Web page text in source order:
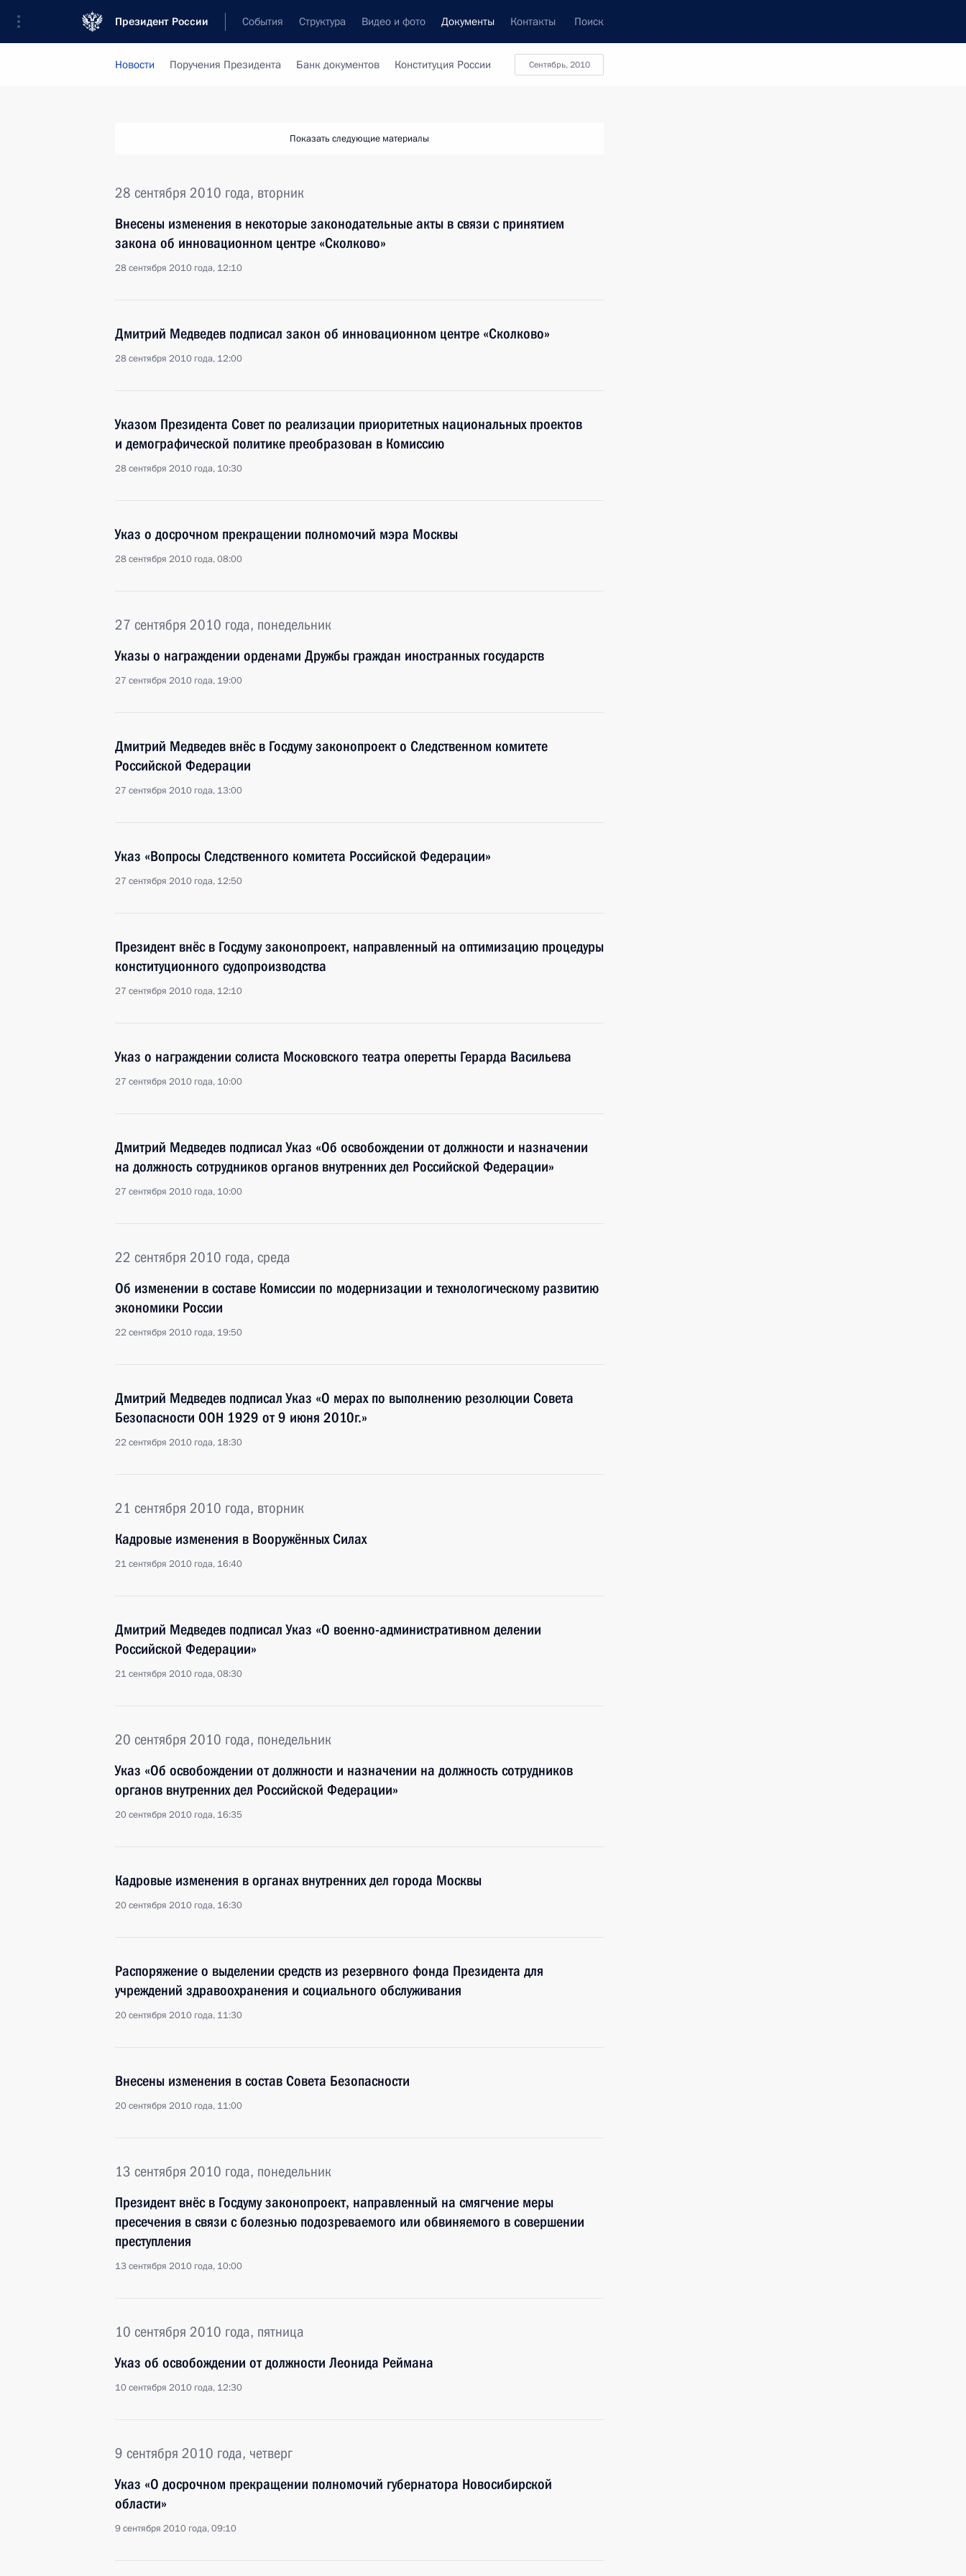
Президент России События Структура Видео и фото Документы Контакты Поиск
сентябрь, 2010
Новости Поручения Президента Банк документов Конституция России
Показать следующие материалы
28 сентября 2010 года, вторник
Внесены изменения в некоторые законодательные акты в связи с принятием
закона об инновационном центре «Сколково»
28 сентября 2010 года, 12:10
Дмитрий Медведев подписал закон об инновационном центре «Сколково»
28 сентября 2010 года, 12:00
Указом Президента Совет по реализации приоритетных национальных проектов
и демографической политике преобразован в Комиссию
28 сентября 2010 года, 10:30
Указ о досрочном прекращении полномочий мэра Москвы
28 сентября 2010 года, 08:00
27 сентября 2010 года, понедельник
Указы о награждении орденами Дружбы граждан иностранных государств
27 сентября 2010 года, 19:00
Дмитрий Медведев внёс в Госдуму законопроект о Следственном комитете
Российской Федерации
27 сентября 2010 года, 13:00
Указ «Вопросы Следственного комитета Российской Федерации»
27 сентября 2010 года, 12:50
Президент внёс в Госдуму законопроект, направленный на оптимизацию процедуры
конституционного судопроизводства
27 сентября 2010 года, 12:10
Указ о награждении солиста Московского театра оперетты Герарда Васильева
27 сентября 2010 года, 10:00
Дмитрий Медведев подписал Указ «Об освобождении от должности и назначении
на должность сотрудников органов внутренних дел Российской Федерации»
27 сентября 2010 года, 10:00
22 сентября 2010 года, среда
Об изменении в составе Комиссии по модернизации и технологическому развитию
экономики России
22 сентября 2010 года, 19:50
Дмитрий Медведев подписал Указ «О мерах по выполнению резолюции Совета
Безопасности ООН 1929 от 9 июня 2010г.»
22 сентября 2010 года, 18:30
21 сентября 2010 года, вторник
Кадровые изменения в Вооружённых Силах
21 сентября 2010 года, 16:40
Дмитрий Медведев подписал Указ «О военно-административном делении
Российской Федерации»
21 сентября 2010 года, 08:30
20 сентября 2010 года, понедельник
Указ «Об освобождении от должности и назначении на должность сотрудников
органов внутренних дел Российской Федерации»
20 сентября 2010 года, 16:35
Кадровые изменения в органах внутренних дел города Москвы
20 сентября 2010 года, 16:30
Распоряжение о выделении средств из резервного фонда Президента для
учреждений здравоохранения и социального обслуживания
20 сентября 2010 года, 11:30
Внесены изменения в состав Совета Безопасности
20 сентября 2010 года, 11:00
13 сентября 2010 года, понедельник
Президент внёс в Госдуму законопроект, направленный на смягчение меры
пресечения в связи с болезнью подозреваемого или обвиняемого в совершении
преступления
13 сентября 2010 года, 10:00
10 сентября 2010 года, пятница
Указ об освобождении от должности Леонида Реймана
10 сентября 2010 года, 12:30
9 сентября 2010 года, четверг
Указ «О досрочном прекращении полномочий губернатора Новосибирской
области»
9 сентября 2010 года, 09:10